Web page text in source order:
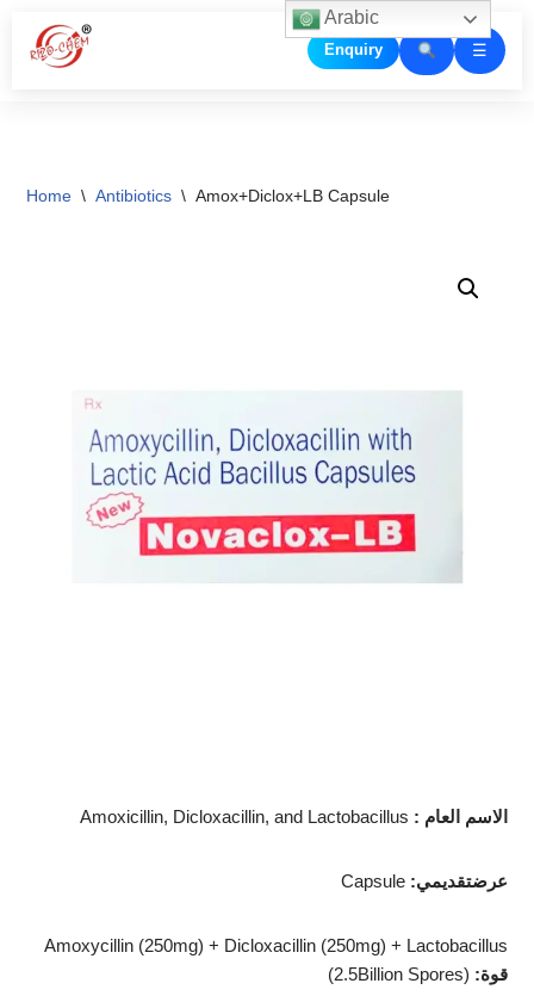
Skip
Enquiry ☰
Home \ Antibiotics \ Amox+Diclox+LB Capsule
Amoxicillin, Dicloxacillin, and Lactobacillus : الاسم العام
Capsule :عرضتقديمي
Amoxycillin (250mg) + Dicloxacillin (250mg) + Lactobacillus
(2.5Billion Spores) :قوة
Arabic